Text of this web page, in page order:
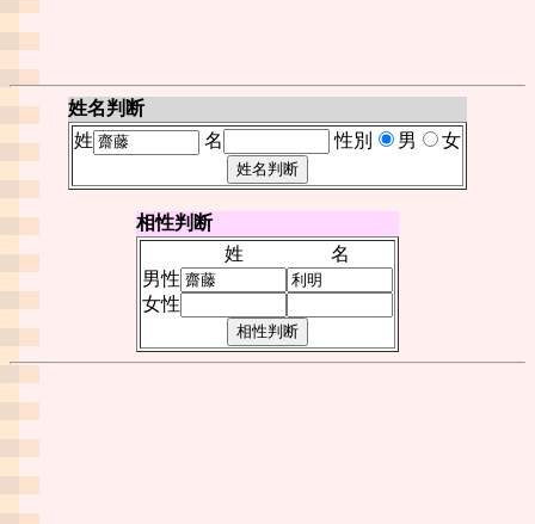
姓名判断
姓
名 性別 男 女
相性判断
姓
名
男性
女性